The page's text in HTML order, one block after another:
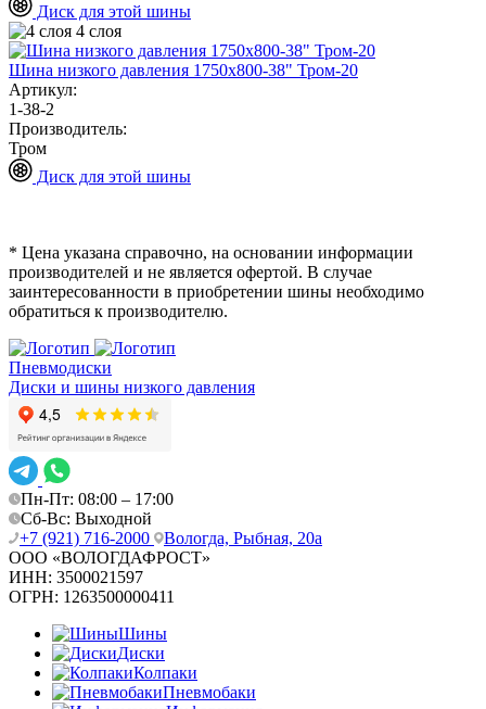
Диск для этой шины
4 слоя
Шина низкого давления 1750х800-38" Тром-20
Артикул:
1-38-2
Производитель:
Тром
Диск для этой шины
* Цена указана справочно, на основании информации
производителей и не является офертой. В случае
заинтересованности в приобретении шины необходимо
обратиться к производителю.
Пневмодиски
Диски и шины низкого давления
Пн-Пт: 08:00 – 17:00
Сб-Вс: Выходной
+7 (921) 716-2000
Вологда, Рыбная, 20а
ООО «ВОЛОГДАФРОСТ»
ИНН: 3500021597
ОГРН: 1263500000411
Шины
Диски
Колпаки
Пневмобаки